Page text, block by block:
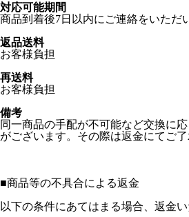
対応可能期間
商品到着後7日以内にご連絡をいただ
返品送料
お客様負担
再送料
お客様負担
備考
同一商品の手配が不可能など交換に
がございます。その際は返金にてご了
■商品等の不具合による返金
以下の条件にあてはまる場合、返金い